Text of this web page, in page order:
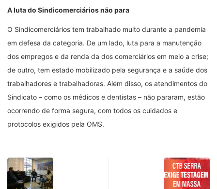
A luta do Sindicomerciários não para
O Sindicomerciários tem trabalhado muito durante a pandemia
em defesa da categoria. De um lado, luta para a manutenção
dos empregos e da renda da dos comerciários em meio a crise;
de outro, tem estado mobilizado pela segurança e a saúde dos
trabalhadores e trabalhadoras. Além disso, os atendimentos do
Sindicato – como os médicos e dentistas – não pararam, estão
ocorrendo de forma segura, com todos os cuidados e
protocolos exigidos pela OMS.